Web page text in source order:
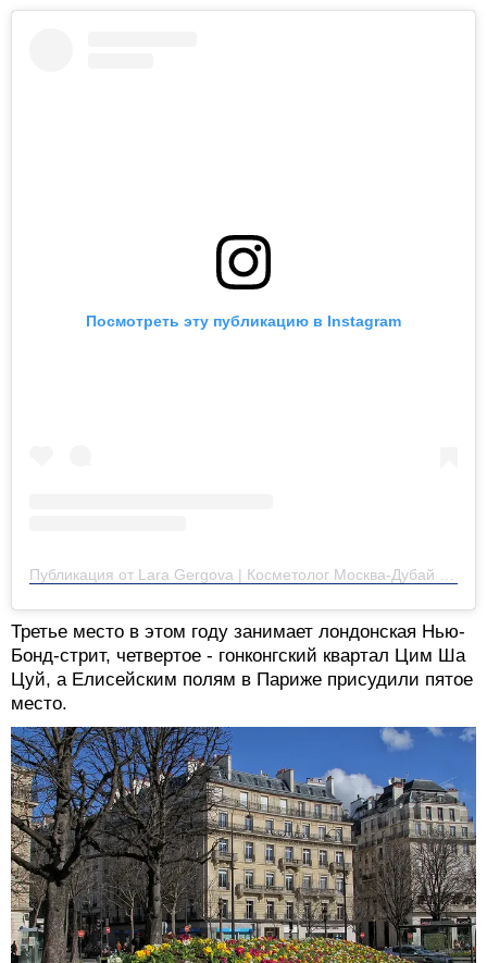
Посмотреть эту публикацию в Instagram
Третье место в этом году занимает лондонская Нью-
Бонд-стрит, четвертое - гонконгский квартал Цим Ша
Цуй, а Елисейским полям в Париже присудили пятое
место.